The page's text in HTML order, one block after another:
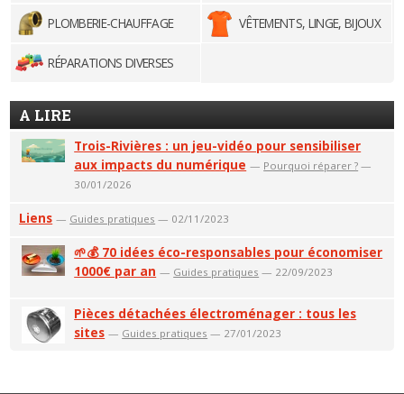
PLOMBERIE-CHAUFFAGE VÊTEMENTS, LINGE, BIJOUX
RÉPARATIONS DIVERSES
A LIRE
Trois-Rivières : un jeu-vidéo pour sensibiliser
aux impacts du numérique — Pourquoi réparer ? —
30/01/2026
Liens — Guides pratiques — 02/11/2023
🌱💰 70 idées éco-responsables pour économiser
1000€ par an — Guides pratiques — 22/09/2023
Pièces détachées électroménager : tous les
sites — Guides pratiques — 27/01/2023